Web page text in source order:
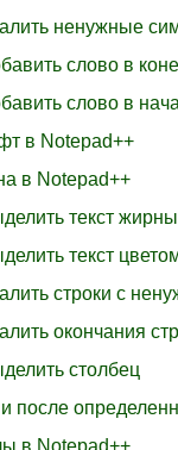
ненужные
слово в
слово в
в Notepad++
в Notepad++
текст
текст
строки с
окончания
столбец
и после
в Notepad++